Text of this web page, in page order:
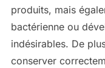
produits, mais
bactérienne ou
indésirables. De
conserver